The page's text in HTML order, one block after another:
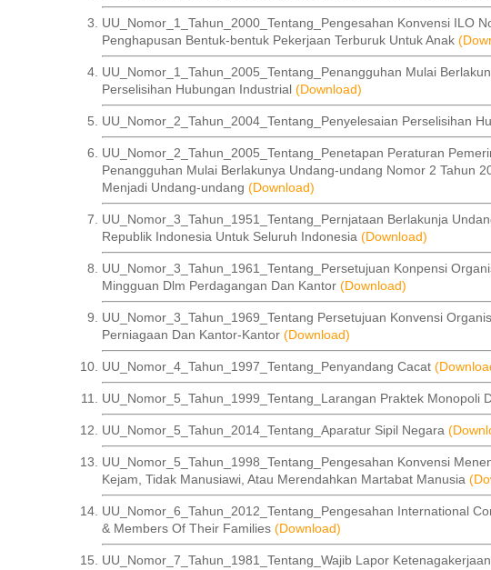
UU_Nomor_1_Tahun_2000_Tentang_Pengesahan Konvensi ILO
Penghapusan Bentuk-bentuk Pekerjaan Terburuk Untuk Anak
UU_Nomor_1_Tahun_2005_Tentang_Penangguhan Mulai
Perselisihan Hubungan Industrial (Download)
UU_Nomor_2_Tahun_2004_Tentang_Penyelesaian Perselisihan
UU_Nomor_2_Tahun_2005_Tentang_Penetapan Peraturan
Penangguhan Mulai Berlakunya Undang-undang Nomor 2 Tahun
Menjadi Undang-undang (Download)
UU_Nomor_3_Tahun_1951_Tentang_Pernjataan Berlakunja
Republik Indonesia Untuk Seluruh Indonesia (Download)
UU_Nomor_3_Tahun_1961_Tentang_Persetujuan Konpensi
Mingguan Dlm Perdagangan Dan Kantor (Download)
UU_Nomor_3_Tahun_1969_Tentang Persetujuan Konvensi
Perniagaan Dan Kantor-Kantor (Download)
UU_Nomor_4_Tahun_1997_Tentang_Penyandang Cacat
UU_Nomor_5_Tahun_1999_Tentang_Larangan Praktek Monopoli
UU_Nomor_5_Tahun_2014_Tentang_Aparatur Sipil Negara
UU_Nomor_5_Tahun_1998_Tentang_Pengesahan Konvensi
Kejam, Tidak Manusiawi, Atau Merendahkan Martabat Manusia
UU_Nomor_6_Tahun_2012_Tentang_Pengesahan International
& Members Of Their Families (Download)
UU_Nomor_7_Tahun_1981_Tentang_Wajib Lapor